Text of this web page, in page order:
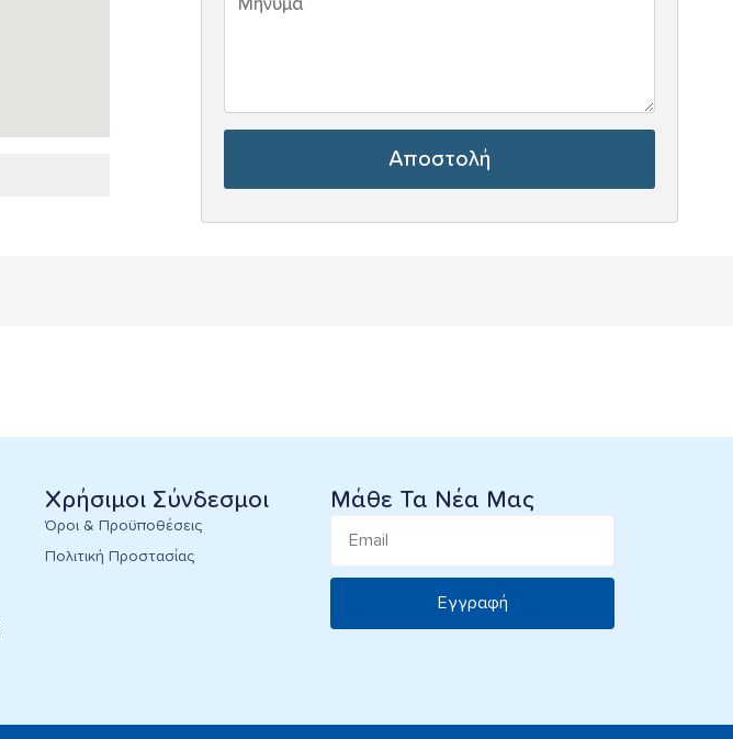
Αποστολή
Χρήσιμοι Σύνδεσμοι
Όροι & Προϋποθέσεις
Πολιτική Προστασίας
Μάθε Τα Νέα Μας
Εγγραφή